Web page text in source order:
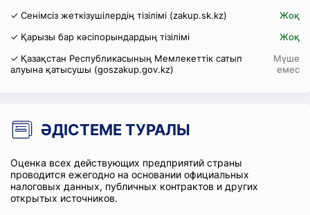
✓ Сенімсіз жеткізушілердің тізілімі (zakup.sk.kz)
Жоқ
✓ Қарызы бар кәсіпорындардың тізілімі
Жоқ
✓ Қазақстан Республикасының Мемлекеттік сатып
алуына қатысушы (goszakup.gov.kz)
Мүше
емес
ӘДІСТЕМЕ ТУРАЛЫ
Оценка всех действующих предприятий страны
проводится ежегодно на основании официальных
налоговых данных, публичных контрактов и других
открытых источников.